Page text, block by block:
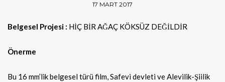
17 MART 2017
Belgesel Projesi : HİÇ BİR AĞAÇ KÖKSÜZ DEĞİLDİR
Önerme
Bu 16 mm’lik belgesel türü film, Safevi devleti ve Alevilik-Şiilik